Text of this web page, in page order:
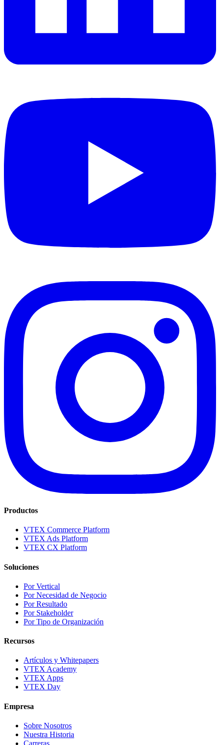
Productos
VTEX Commerce Platform
VTEX Ads Platform
VTEX CX Platform
Soluciones
Por Vertical
Por Necesidad de Negocio
Por Resultado
Por Stakeholder
Por Tipo de Organización
Recursos
Artículos y Whitepapers
VTEX Academy
VTEX Apps
VTEX Day
Empresa
Sobre Nosotros
Nuestra Historia
Carreras